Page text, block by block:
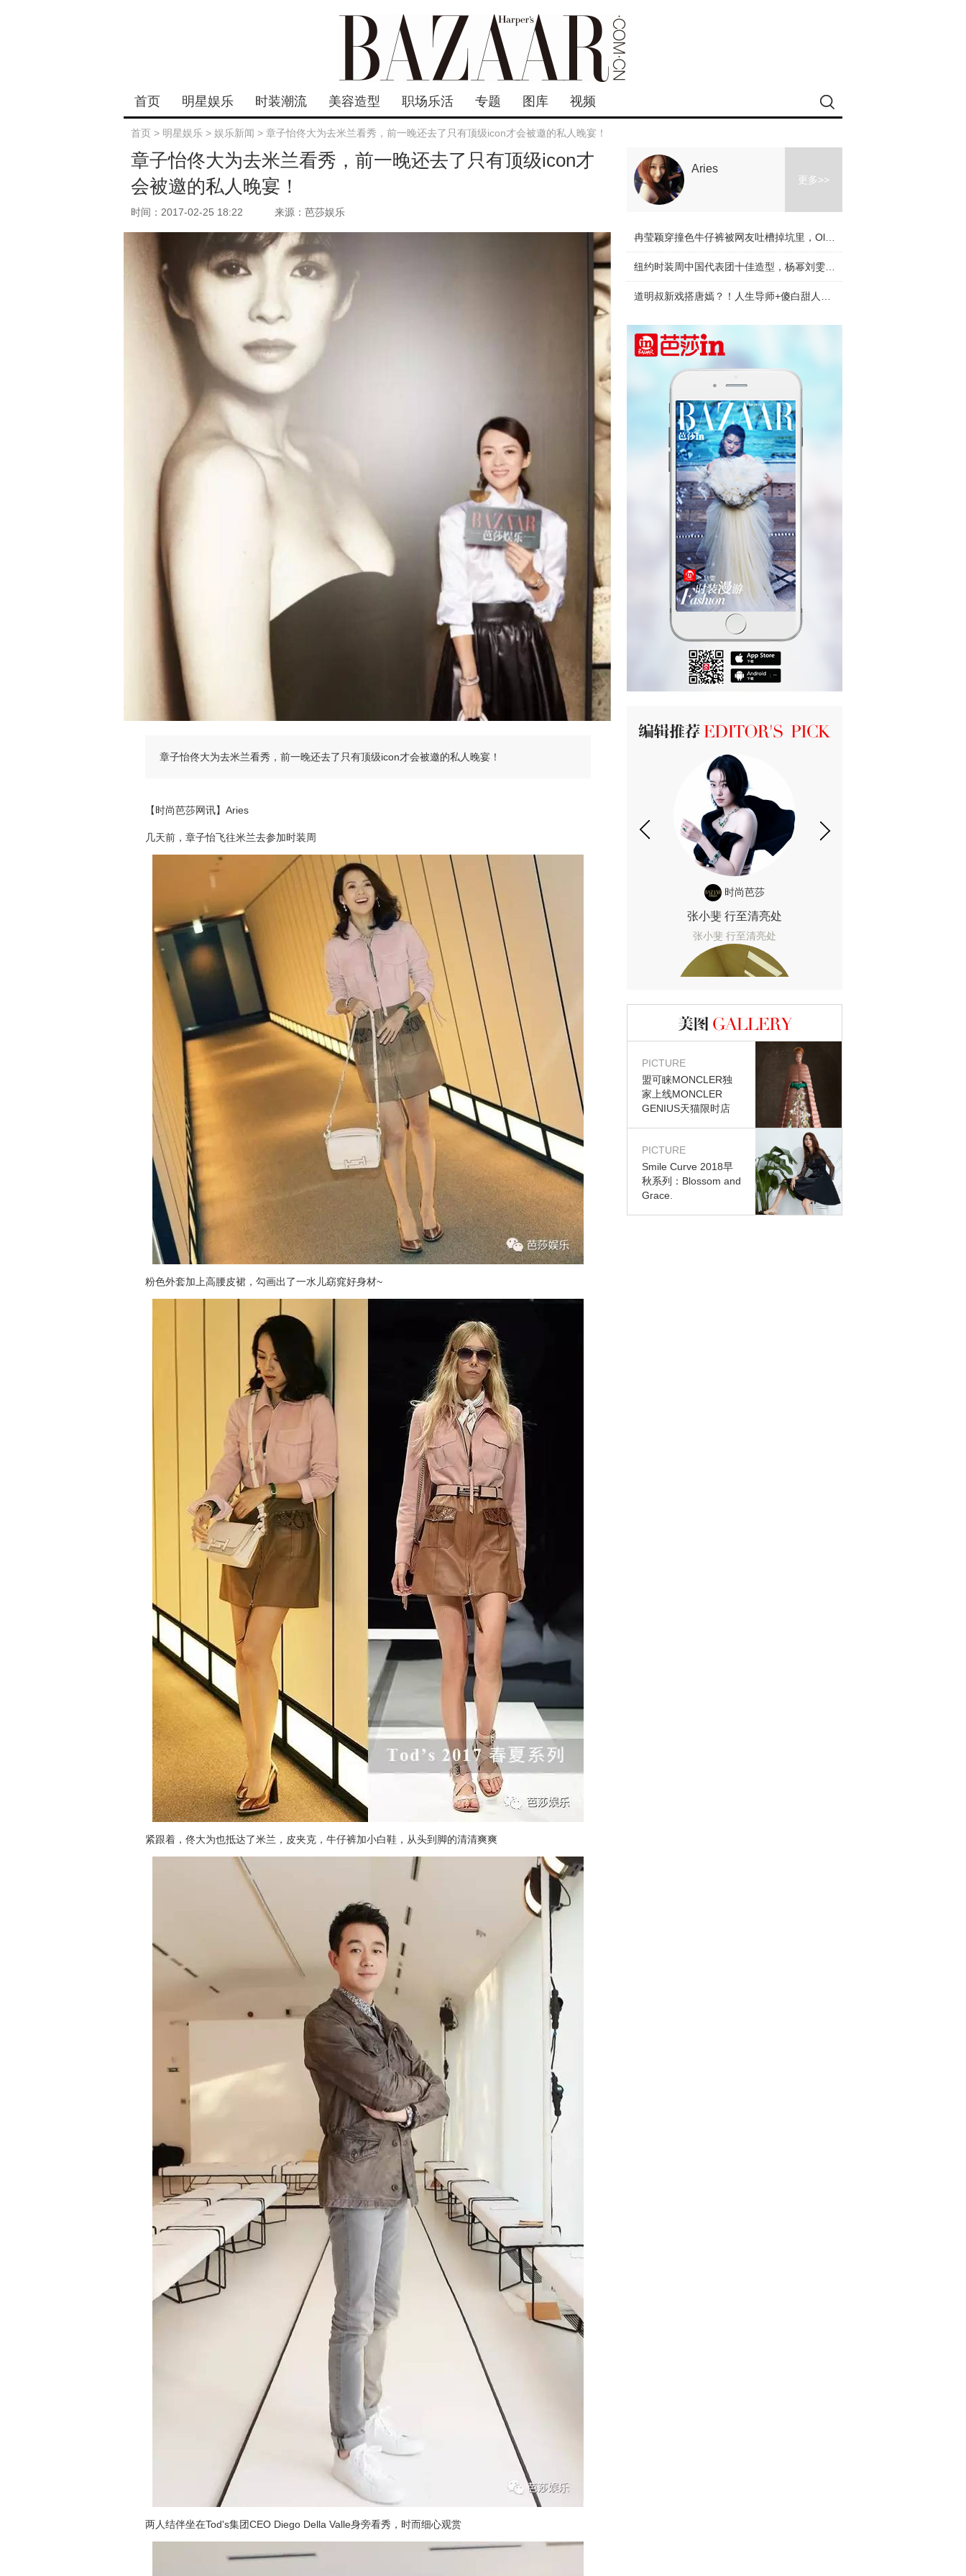
首页 明星娱乐 时装潮流 美容造型 职场乐活 专题 图库 视频
首页 > 明星娱乐 > 娱乐新闻 > 章子怡佟大为去米兰看秀，前一晚还去了只有顶级icon才会被邀的私人晚宴！
章子怡佟大为去米兰看秀，前一晚还去了只有顶级icon才
会被邀的私人晚宴！
时间：2017-02-25 18:22 来源：芭莎娱乐
章子怡佟大为去米兰看秀，前一晚还去了只有顶级icon才会被邀的私人晚宴！
【时尚芭莎网讯】Aries
几天前，章子怡飞往米兰去参加时装周
粉色外套加上高腰皮裙，勾画出了一水儿窈窕好身材~
紧跟着，佟大为也抵达了米兰，皮夹克，牛仔裤加小白鞋，从头到脚的清清爽爽
两人结伴坐在Tod's集团CEO Diego Della Valle身旁看秀，时而细心观赏
Aries
更多>>
时尚芭莎
张小斐 行至清亮处
张小斐 行至清亮处
时尚芭莎
一间恐怖的黄色房间，为什么让人
一间恐怖的黄色房间，为什么让人着
图库
PICTURE
盟可睐MONCLER独
家上线MONCLER
GENIUS天猫限时店
PICTURE
Smile Curve 2018早
秋系列：Blossom and
Grace.